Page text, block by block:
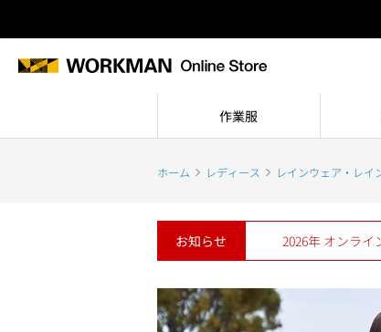
作業服
ホーム レディース レインウェア・レイ
お知らせ 2026年 オンラ